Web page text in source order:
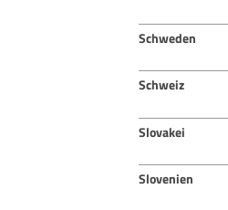
Schweden
Schweiz
Slovakei
Slovenien